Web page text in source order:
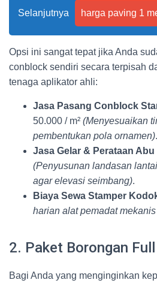
Selanjutnya harga paving 1
Opsi ini sangat tepat jika Anda
conblock sendiri secara terpisah
tenaga aplikator ahli:
Jasa Pasang Conblock
50.000 / m² (Menyesuaikan
pembentukan pola ornamen).
Jasa Gelar & Perataan Abu
(Penyusunan landasan
agar elevasi seimbang).
Biaya Sewa Stamper
harian alat pemadat
2. Paket Borongan
Bagi Anda yang menginginkan